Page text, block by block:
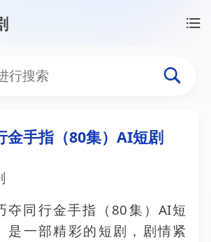
金手指（80集）
金手指（80集）AI短剧
夺同行金手指（80集）AI短
是一部精彩的短剧，剧情紧